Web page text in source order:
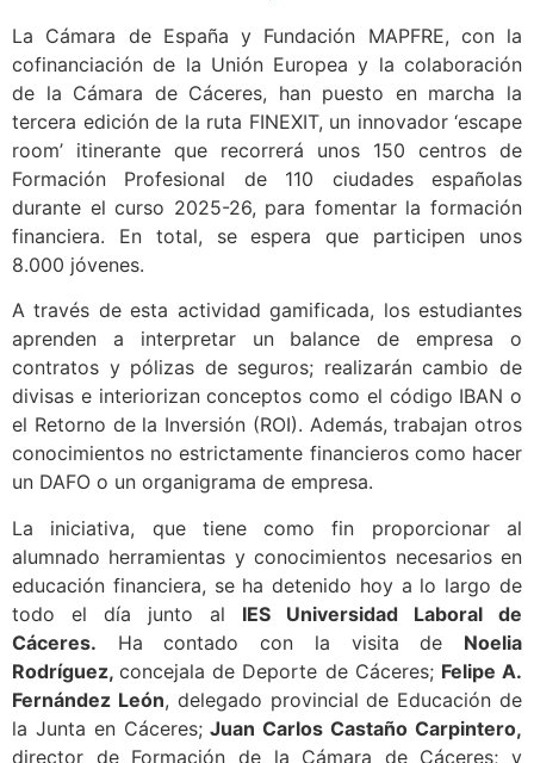
La Cámara de España y Fundación MAPFRE, con la
cofinanciación de la Unión Europea y la colaboración
de la Cámara de Cáceres, han puesto en marcha la
tercera edición de la ruta FINEXIT, un innovador ‘escape
room’ itinerante que recorrerá unos 150 centros de
Formación Profesional de 110 ciudades españolas
durante el curso 2025-26, para fomentar la formación
financiera. En total, se espera que participen unos
8.000 jóvenes.
A través de esta actividad gamificada, los estudiantes
aprenden a interpretar un balance de empresa o
contratos y pólizas de seguros; realizarán cambio de
divisas e interiorizan conceptos como el código IBAN o
el Retorno de la Inversión (ROI). Además, trabajan otros
conocimientos no estrictamente financieros como hacer
un DAFO o un organigrama de empresa.
La iniciativa, que tiene como fin proporcionar al
alumnado herramientas y conocimientos necesarios en
educación financiera, se ha detenido hoy a lo largo de
todo el día junto al IES Universidad Laboral de
Cáceres. Ha contado con la visita de Noelia
Rodríguez,concejala de Deporte de Cáceres; Felipe A.
Fernández León, delegado provincial de Educación de
la Junta en Cáceres;Juan Carlos Castaño Carpintero,